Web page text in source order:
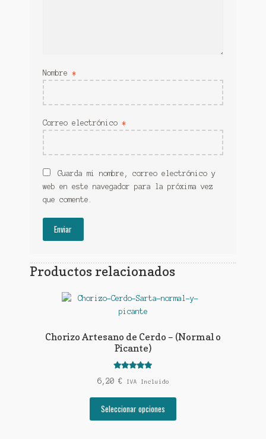
Nombre *
Correo electrónico *
Guarda mi nombre, correo electrónico y
web en este navegador para la próxima vez
que comente.
Productos relacionados
Chorizo Artesano de Cerdo – (Normal o
Picante)
6,20 € IVA Incluido
Seleccionar opciones